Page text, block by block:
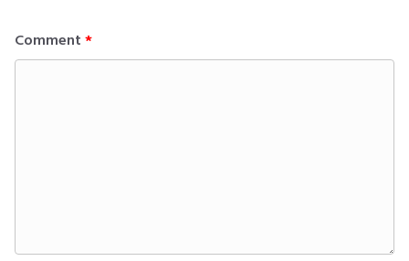
Comment *